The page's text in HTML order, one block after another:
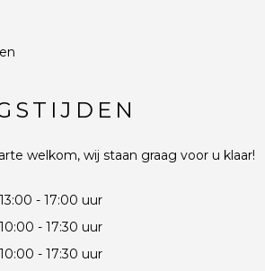
welkom, wij staan graag voor u klaar!
13:00 - 17:00 uur
10:00 - 17:30 uur
10:00 - 17:30 uur